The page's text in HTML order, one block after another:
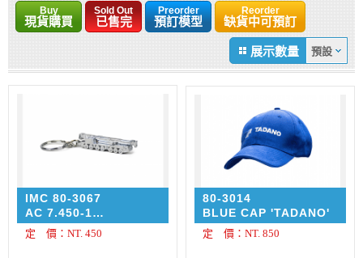
Buy
現貨購買
Sold Out
已售完
Preorder
預訂模型
Reorder
缺貨中可預訂
展示數量
IMC 80-3067
AC 7.450-1
KEYCHAIN
定 價：NT. 450
80-3014
BLUE CAP 'TADANO'
定 價：NT. 850